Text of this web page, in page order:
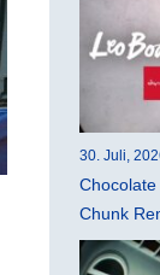
30. Juli,
Chocolate
Chunk